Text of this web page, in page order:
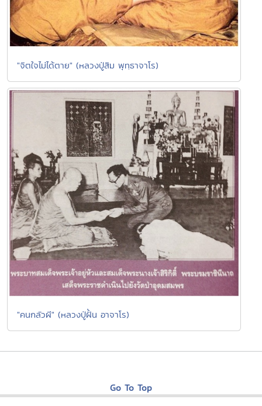
"จิตใจไม่ได้ตาย" (หลวงปู่สิม พุทฺธาจาโร)
"คนกลัวผี" (หลวงปู่ฝั้น อาจาโร)
Go To Top